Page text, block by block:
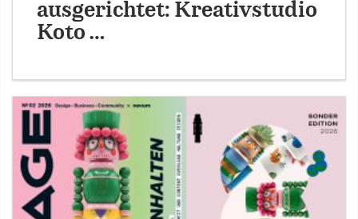
ausgerichtet: Kreativstudio
Koto …